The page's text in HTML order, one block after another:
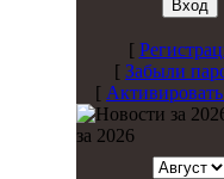
[
[ Забыли
[
за 2026